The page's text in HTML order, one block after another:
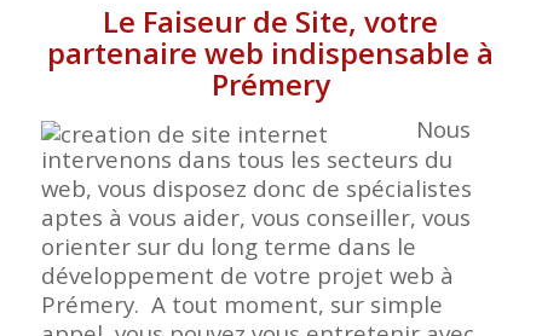
Le Faiseur de Site, votre
partenaire web indispensable à
Prémery
Nous
intervenons dans tous les secteurs du
web, vous disposez donc de spécialistes
aptes à vous aider, vous conseiller, vous
orienter sur du long terme dans le
développement de votre projet web à
Prémery. A tout moment, sur simple